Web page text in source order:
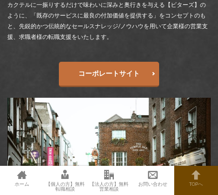
カクテルに一振りするだけで味わいに深みと奥行きを与える【ビターズ】の
ように、「既存のサービスに最良の付加価値を提供する」をコンセプトのも
と、先鋭的かつ伝統的なセールスナレッジ/ノウハウを用いて企業様の営業支
援、求職者様の転職支援をいたします。
コーポレートサイト
ホーム
【個人の方】無料
転職相談
【法人の方】無料
営業相談
お問い合わせ TOPへ